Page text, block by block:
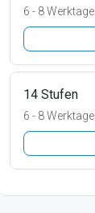
6 - 8 Werktage
14 Stufen
6 - 8 Werktage